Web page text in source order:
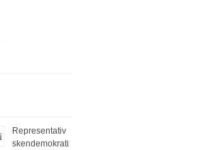
Representativ
skendemokrati